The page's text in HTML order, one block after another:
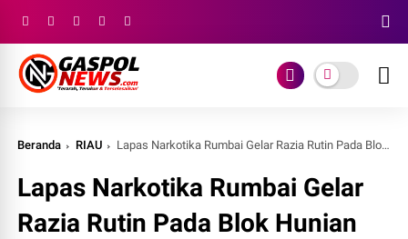
Beranda RIAU Lapas Narkotika Rumbai Gelar Razia Rutin Pada Blok Hunian
Lapas Narkotika Rumbai Gelar
Razia Rutin Pada Blok Hunian